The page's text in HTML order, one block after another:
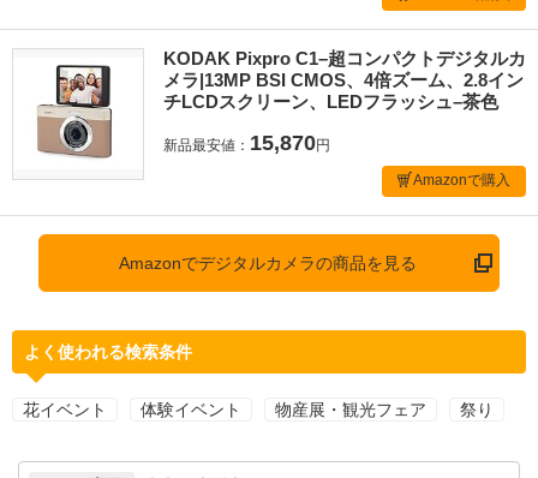
KODAK Pixpro C1–超コンパクトデジタルカ
メラ|13MP BSI CMOS、4倍ズーム、2.8イン
チLCDスクリーン、LEDフラッシュ–茶色
新品最安値： 15,870円
Amazonで購入
Amazonでデジタルカメラの商品を見る
よく使われる検索条件
花イベント 体験イベント 物産展・観光フェア 祭り